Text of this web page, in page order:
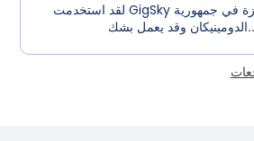
لقد استخدمت GigSky مع العديد من الأجهزة في جمهورية
الدومينيكان وقد يعمل بشك